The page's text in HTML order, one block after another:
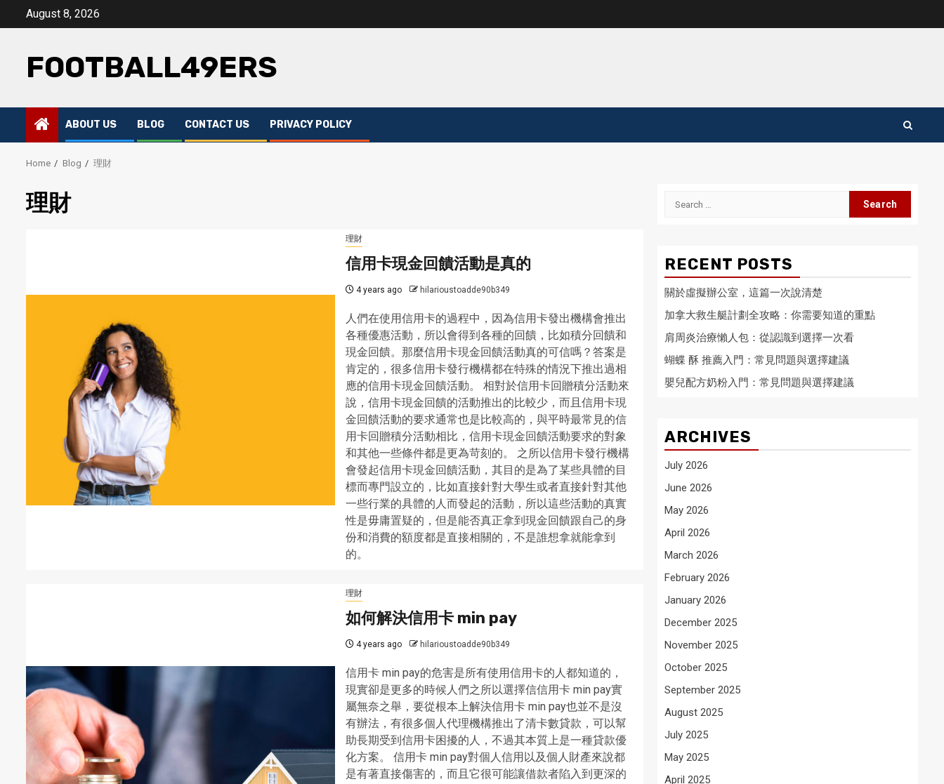
August 8, 2026
FOOTBALL49ERS
ABOUT US BLOG CONTACT US PRIVACY POLICY
Home Blog 理財
理財
理財
信用卡現金回饋活動是真的
4 years ago hilarioustoadde90b349
人們在使用信用卡的過程中，因為信用卡發出機構會推出
各種優惠活動，所以會得到各種的回饋，比如積分回饋和
現金回饋。那麼信用卡現金回饋活動真的可信嗎？答案是
肯定的，很多信用卡發行機構都在特殊的情況下推出過相
應的信用卡現金回饋活動。 相對於信用卡回贈積分活動來
說，信用卡現金回饋的活動推出的比較少，而且信用卡現
金回饋活動的要求通常也是比較高的，與平時最常見的信
用卡回贈積分活動相比，信用卡現金回饋活動要求的對象
和其他一些條件都是更為苛刻的。 之所以信用卡發行機構
會發起信用卡現金回饋活動，其目的是為了某些具體的目
標而專門設立的，比如直接針對大學生或者直接針對其他
一些行業的具體的人而發起的活動，所以這些活動的真實
性是毋庸置疑的，但是能否真正拿到現金回饋跟自己的身
份和消費的額度都是直接相關的，不是誰想拿就能拿到
的。
理財
如何解決信用卡 min pay
4 years ago hilarioustoadde90b349
信用卡 min pay的危害是所有使用信用卡的人都知道的，
現實卻是更多的時候人們之所以選擇信信用卡 min pay實
屬無奈之舉，要從根本上解決信用卡 min pay也並不是沒
有辦法，有很多個人代理機構推出了清卡數貸款，可以幫
助長期受到信用卡困擾的人，不過其本質上是一種貸款優
化方案。 信用卡 min pay對個人信用以及個人財產來說都
是有著直接傷害的，而且它很可能讓借款者陷入到更深的
Search
RECENT POSTS
關於虛擬辦公室，這篇一次說清楚
加拿大救生艇計劃全攻略：你需要知道的重點
肩周炎治療懶人包：從認識到選擇一次看
蝴蝶 酥 推薦入門：常見問題與選擇建議
嬰兒配方奶粉入門：常見問題與選擇建議
ARCHIVES
July 2026
June 2026
May 2026
April 2026
March 2026
February 2026
January 2026
December 2025
November 2025
October 2025
September 2025
August 2025
July 2025
May 2025
April 2025